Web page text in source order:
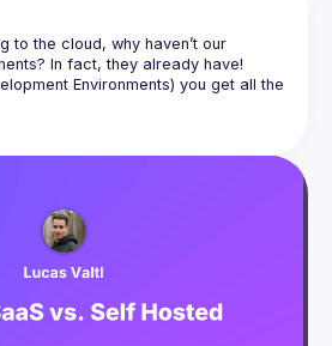
to the cloud, why haven’t our
Environments) you get all the
scale and security, but for
to never leave their cloud
CodeWhisperer, Lou will give a 101
deployment models like
accelerate the adoption of
setting by resolving many
to dig into the intersection of CDEs